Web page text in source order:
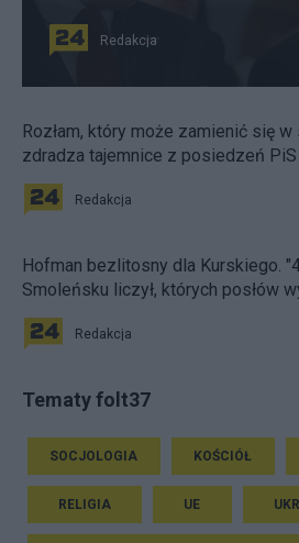
Redakcja
Rozłam, który może zamienić się
zdradza tajemnice z posiedzeń PiS
Redakcja
Hofman bezlitosny dla Kurskiego.
Smoleńsku liczył, których posłów
Redakcja
Tematy folt37
SOCJOLOGIA KOŚCIÓŁ
RELIGIA UE